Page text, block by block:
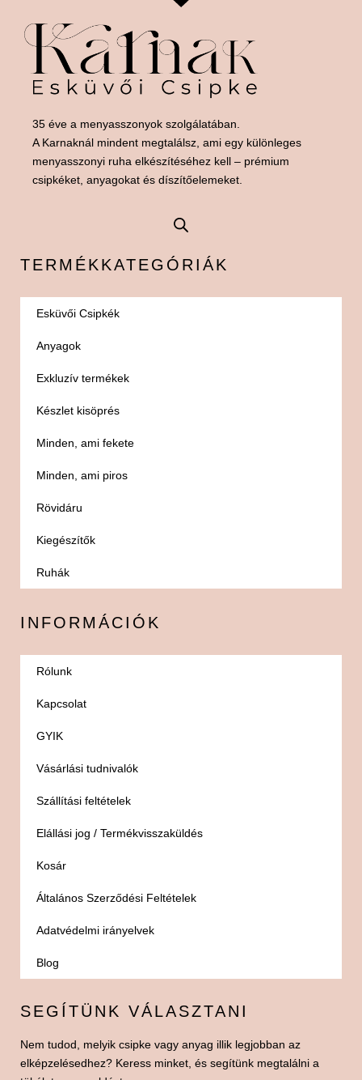
35 éve a menyasszonyok szolgálatában.
A Karnaknál mindent megtalálsz, ami egy különleges
menyasszonyi ruha elkészítéséhez kell – prémium
csipkéket, anyagokat és díszítőelemeket.
TERMÉKKATEGÓRIÁK
Esküvői Csipkék
Anyagok
Exkluzív termékek
Készlet kisöprés
Minden, ami fekete
Minden, ami piros
Rövidáru
Kiegészítők
Ruhák
INFORMÁCIÓK
Rólunk
Kapcsolat
GYIK
Vásárlási tudnivalók
Szállítási feltételek
Elállási jog / Termékvisszaküldés
Kosár
Általános Szerződési Feltételek
Adatvédelmi irányelvek
Blog
SEGÍTÜNK VÁLASZTANI
Nem tudod, melyik csipke vagy anyag illik legjobban az
elképzelésedhez? Keress minket, és segítünk megtalálni a